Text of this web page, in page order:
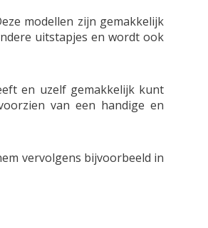
modellen zijn gemakkelijk
uitstapjes en wordt ook
en uzelf gemakkelijk kunt
van een handige en
vervolgens bijvoorbeeld in